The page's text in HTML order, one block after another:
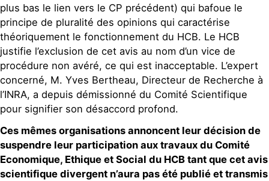
plus bas le lien vers le CP précédent) qui bafoue le
principe de pluralité des opinions qui caractérise
théoriquement le fonctionnement du HCB. Le HCB
justifie l’exclusion de cet avis au nom d’un vice de
procédure non avéré, ce qui est inacceptable. L’expert
concerné, M. Yves Bertheau, Directeur de Recherche à
l’INRA, a depuis démissionné du Comité Scientifique
pour signifier son désaccord profond.
Ces mêmes organisations annoncent leur décision de
suspendre leur participation aux travaux du Comité
Economique, Ethique et Social du HCB tant que cet avis
scientifique divergent n’aura pas été publié et transmis